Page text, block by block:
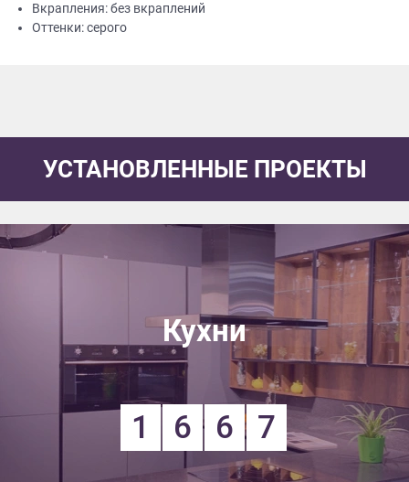
Вкрапления: без вкраплений
Оттенки: серого
УСТАНОВЛЕННЫЕ ПРОЕКТЫ
Кухни
1 6 6 7